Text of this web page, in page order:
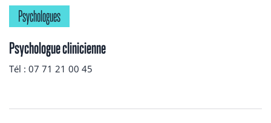
Psychologues
Psychologue clinicienne
Tél : 07 71 21 00 45